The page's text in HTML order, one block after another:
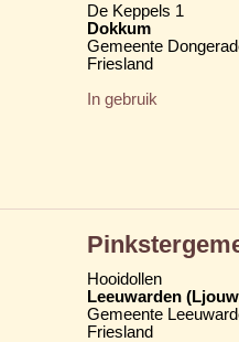
De Keppels 1
Dokkum
Gemeente
Friesland
In gebruik
Hooidollen
Leeuwarden
Gemeente
Friesland